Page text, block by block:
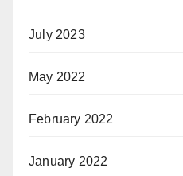
July 2023
May 2022
February 2022
January 2022